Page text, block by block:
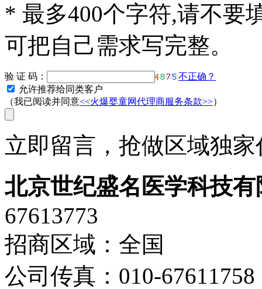
* 最多400个字符,请不要
可把自己需求写完整。
验 证 码：
不正确？
允许推荐给同类客户
（我已阅读并同意<<火爆婴童网代理商服务条款>>）
立即留言，抢做区域独
北京世纪盛名医学科技有
67613773
招商区域：全国
公司传真：010-67611758